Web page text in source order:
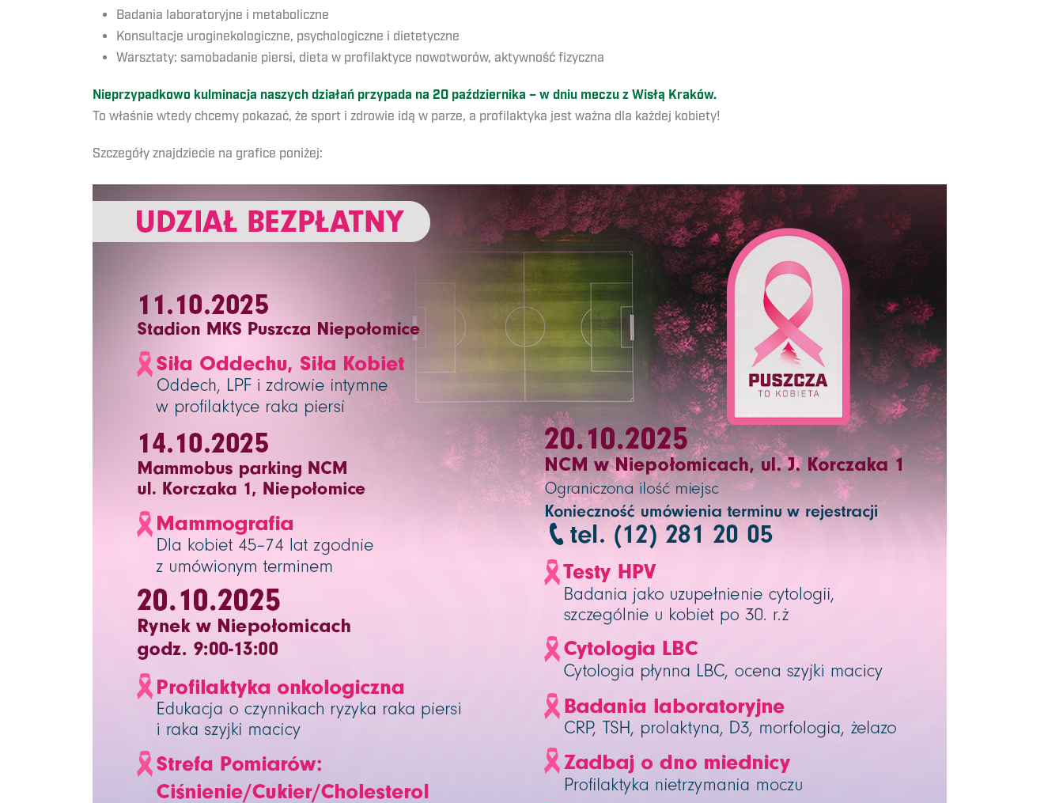
Badania laboratoryjne i metaboliczne
Konsultacje uroginekologiczne, psychologiczne i dietetyczne
Warsztaty: samobadanie piersi, dieta w profilaktyce nowotworów, aktywność fizyczna
Nieprzypadkowo kulminacja naszych działań przypada na 20 października – w dniu meczu z Wisłą Kraków.
To właśnie wtedy chcemy pokazać, że sport i zdrowie idą w parze, a profilaktyka jest ważna dla każdej kobiety!
Szczegóły znajdziecie na grafice poniżej: